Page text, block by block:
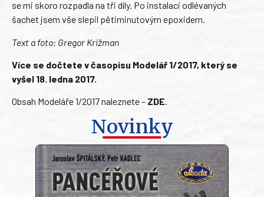
se mi skoro rozpadla na tři díly. Po instalaci odlévaných
šachet jsem vše slepil pětiminutovým epoxidem.
Text a foto: Gregor Križman
Více se dočtete v časopisu Modelář 1/2017, který se
vyšel 18. ledna 2017.
Obsah Modeláře 1/2017 naleznete – ZDE.
Novinky